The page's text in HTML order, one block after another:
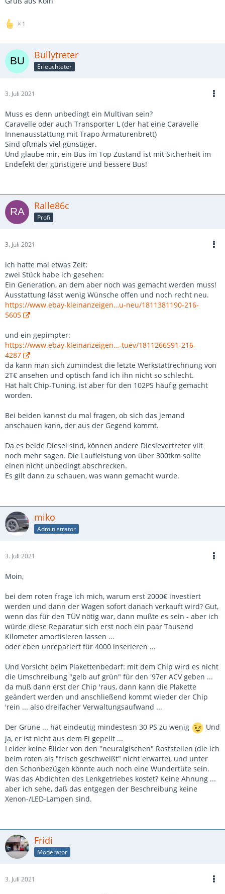
1
Bullytreter
Erleuchteter
3. Juli 2021
Muss es denn unbedingt ein Multivan sein?
Caravelle oder auch Transporter L (der hat eine Caravelle
Innenausstattung mit Trapo Armaturenbrett)
Sind oftmals viel günstiger.
Und glaube mir, ein Bus im Top Zustand ist mit Sicherheit im
Endefekt der günstigere und bessere Bus!
Ralle86c
Profi
3. Juli 2021
ich hatte mal etwas Zeit:
zwei Stück habe ich gesehen:
Ein Generation, an dem aber noch was gemacht werden muss!
Ausstattung lässt wenig Wünsche offen und noch recht neu.
https://www.ebay-kleinanzeigen…u-neu/1811381190-216-
5605
und ein gepimpter:
https://www.ebay-kleinanzeigen…-tuev/1811266591-216-
4287
da kann man sich zumindest die letzte Werkstattrechnung von
2T€ ansehen und optisch fand ich ihn nicht so schlecht.
Hat halt Chip-Tuning, ist aber für den 102PS häufig gemacht
worden.
Bei beiden kannst du mal fragen, ob sich das jemand
anschauen kann, der aus der Gegend kommt.
Da es beide Diesel sind, können andere Dieslevertreter vllt
noch mehr sagen. Die Laufleistung von über 300tkm sollte
einen nicht unbedingt abschrecken.
Es gilt dann zu schauen, was wann gemacht wurde.
miko
Administrator
3. Juli 2021
Moin,
bei dem roten frage ich mich, warum erst 2000€ investiert
werden und dann der Wagen sofort danach verkauft wird? Gut,
wenn das für den TÜV nötig war, dann mußte es sein - aber ich
würde diese Reparatur sich erst noch ein paar Tausend
Kilometer amortisieren lassen ...
oder eben unrepariert für 4000 inserieren ...
Und Vorsicht beim Plakettenbedarf: mit dem Chip wird es nicht
die Umschreibung "gelb auf grün" für den '97er ACV geben ...
da muß dann erst der Chip 'raus, dann kann die Plakette
geändert werden und anschließend kommt wieder der Chip
'rein ... also dreifacher Verwaltungsaufwand ...
Der Grüne ... hat eindeutig mindestesn 30 PS zu wenig
Und
ja, er ist nicht aus dem Ei gepellt ...
Leider keine Bilder von den "neuralgischen" Roststellen (die ich
beim roten als "frisch geschweißt" nicht erwarte), und unter
den Schonbezügen könnte auch noch eine Wundertüte sein.
Was das Abdichten des Lenkgetriebes kostet? Keine Ahnung ...
aber ich sehe, daß das entgegen der Beschreibung keine
Xenon-/LED-Lampen sind.
Fridi
Moderator
3. Juli 2021